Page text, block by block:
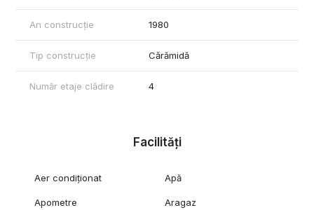
An construcție 1980
Tip construcție Cărămidă
Număr etaje clădire 4
Facilități
Aer condiționat Apă
Apometre Aragaz